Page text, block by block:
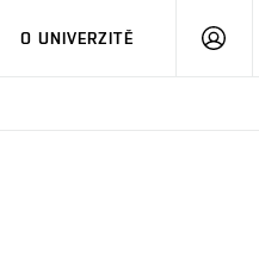
O UNIVERZITĚ